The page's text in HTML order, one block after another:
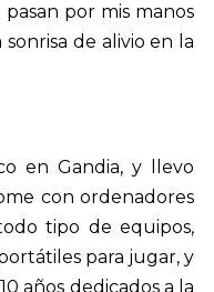
por mis manos
de alivio en la
en Gandia, y llevo
con ordenadores
tipo de equipos,
para jugar, y
años dedicados a la